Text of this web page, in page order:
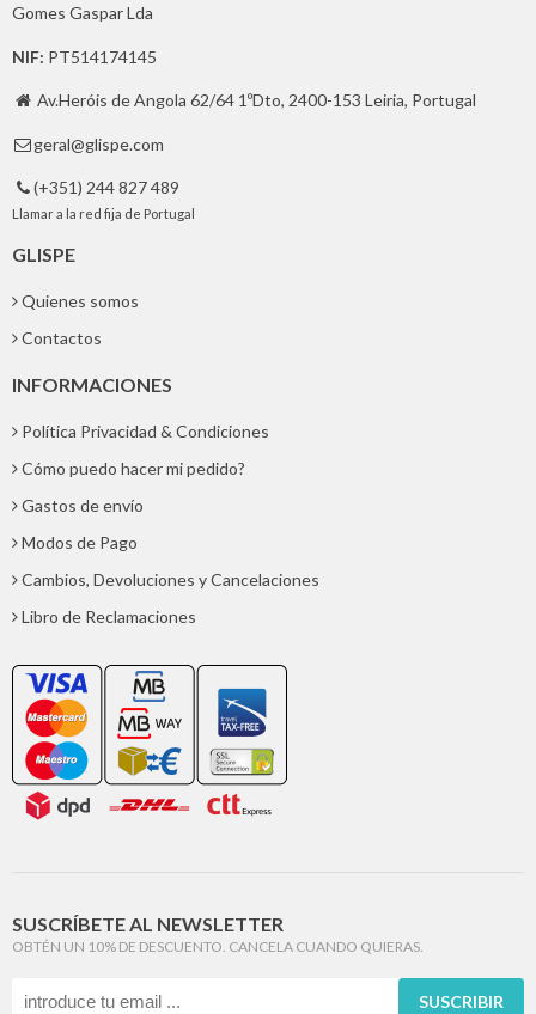
Gomes Gaspar Lda
NIF: PT514174145
 Av.Heróis de Angola 62/64 1ºDto, 2400-153 Leiria, Portugal
 geral@glispe.com
 (+351) 244 827 489
Llamar a la red fija de Portugal
GLISPE
Quienes somos
Contactos
INFORMACIONES
Política Privacidad & Condiciones
Cómo puedo hacer mi pedido?
Gastos de envío
Modos de Pago
Cambios, Devoluciones y Cancelaciones
Libro de Reclamaciones
SUSCRÍBETE AL NEWSLETTER
OBTÉN UN 10% DE DESCUENTO. CANCELA CUANDO QUIERAS.
SUSCRIBIR